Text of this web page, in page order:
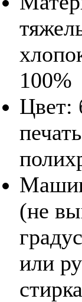
100%
Цвет:
печать
(не
или
стирка